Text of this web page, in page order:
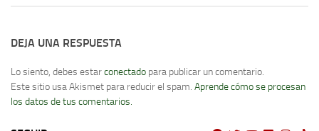
DEJA UNA RESPUESTA
Lo siento, debes estarconectado para publicar un comentario.
Este sitio usa Akismet para reducir el spam. Aprende cómo se procesan
los datos de tus comentarios.